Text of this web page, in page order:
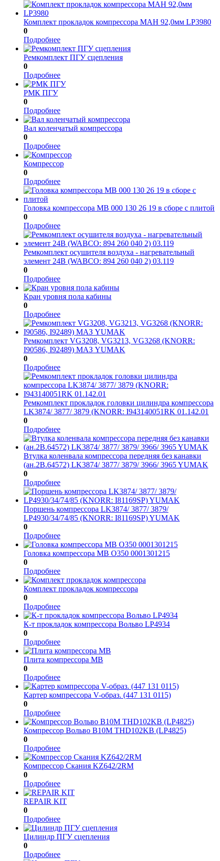
Комплект прокладок компрессора МАН 92,0мм LP3980
0
Подробнее
Ремкомплект ПГУ сцепления
0
Подробнее
РМК ПГУ
0
Подробнее
Вал коленчатый компрессора
0
Подробнее
Компрессор
0
Подробнее
Головка компрессора МВ 000 130 26 19 в сборе с плитой
0
Подробнее
Ремкомплект осушителя воздуха - нагревательный
элемент 24В (WABCO: 894 260 040 2) 03.119
0
Подробнее
Кран уровня пола кабины
0
Подробнее
Ремкомплект VG3208, VG3213, VG3268 (KNORR:
I90586, I92489) МАЗ YUMAK
0
Подробнее
Ремкомплект прокладок головки цилиндра компрессора
LK3874/ 3877/ 3879 (KNORR: I943140051RK 01.142.01
0
Подробнее
Втулка коленвала компрессора передняя без канавки
(ан.2B.64572) LK3874/ 3877/ 3879/ 3966/ 3965 YUMAK
0
Подробнее
Поршень компрессора LK3874/ 3877/ 3879/
LP4930/34/74/85 (KNORR: I81169SP) YUMAK
0
Подробнее
Головка компрессора МВ О350 0001301215
0
Подробнее
Комплект прокладок компрессора
0
Подробнее
К-т прокладок компрессора Вольво LP4934
0
Подробнее
Плита компрессора МВ
0
Подробнее
Картер компрессора V-образ. (447 131 0115)
0
Подробнее
Компрессор Вольво B10M THD102KB (LP4825)
0
Подробнее
Компрессор Скания KZ642/2RM
0
Подробнее
REPAIR KIT
0
Подробнее
Цилиндр ПГУ сцепления
0
Подробнее